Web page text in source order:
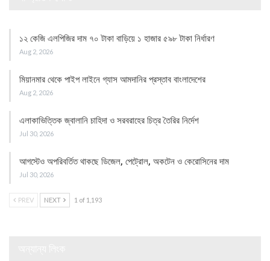
১২ কেজি এলপিজির দাম ৭০ টাকা বাড়িয়ে ১ হাজার ৫৯৮ টাকা নির্ধারণ
Aug 2, 2026
মিয়ানমার থেকে পাইপ লাইনে গ্যাস আমদানির প্রস্তাব বাংলাদেশের
Aug 2, 2026
এলাকাভিত্তিক জ্বালানি চাহিদা ও সরবরাহের চিত্র তৈরির নির্দেশ
Jul 30, 2026
আগস্টেও অপরিবর্তিত থাকছে ডিজেল, পেট্রোল, অকটেন ও কেরোসিনের দাম
Jul 30, 2026
PREV NEXT 1 of 1,193